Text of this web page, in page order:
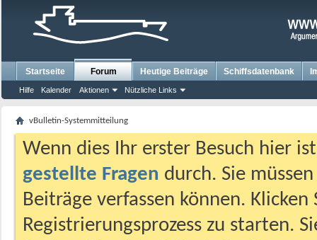
Startseite Forum
Hilfe Kalender Aktionen Nützliche Links
Heutige Beiträge Schiffsdatenbank
vBulletin-Systemmitteilung
Wenn dies Ihr erster Besuch hier
gestellte Fragen durch. Sie
Beiträge verfassen können.
Registrierungsprozess zu starten.